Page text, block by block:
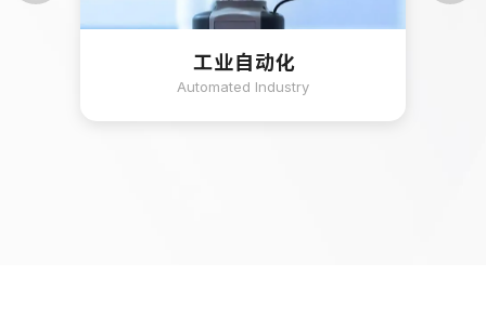
工业自动化
Automated Industry